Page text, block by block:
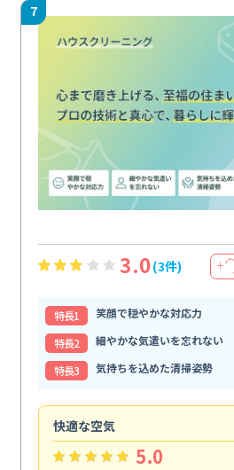
7
3.0(3件) ＋
特⻑1
笑顔で穏やかな対応力
特⻑2
細やかな気遣いを忘れない
特⻑3
気持ちを込めた清掃姿勢
快適な空気
5.0